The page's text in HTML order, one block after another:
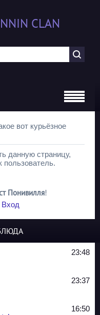
CLAN
вот курьёзное
данную страницу,
пользователь.
Понивилля!
Вход
23:48
23:37
16:50